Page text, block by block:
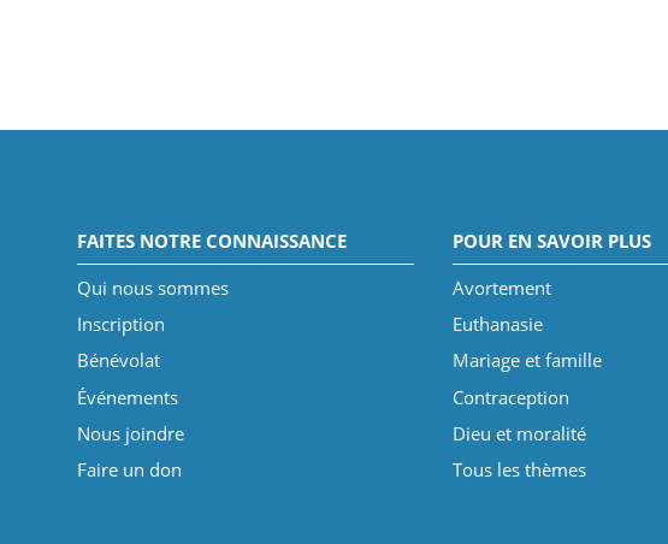
FAITES NOTRE CONNAISSANCE
Qui nous sommes
Inscription
Bénévolat
Événements
Nous joindre
Faire un don
POUR EN SAVOIR PLUS
Avortement
Euthanasie
Mariage et famille
Contraception
Dieu et moralité
Tous les thèmes